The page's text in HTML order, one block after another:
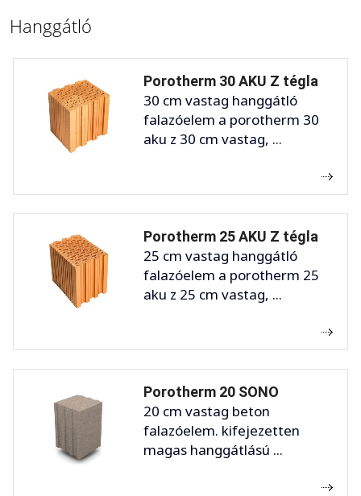
Hanggátló
Porotherm 30 AKU Z tégla
30 cm vastag hanggátló
falazóelem a porotherm 30
aku z 30 cm vastag, ...
Porotherm 25 AKU Z tégla
25 cm vastag hanggátló
falazóelem a porotherm 25
aku z 25 cm vastag, ...
Porotherm 20 SONO
20 cm vastag beton
falazóelem. kifejezetten
magas hanggátlású ...